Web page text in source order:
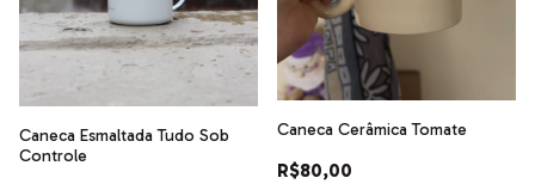
Caneca Esmaltada Tudo Sob
Controle
Caneca Cerâmica Tomate
R$80,00